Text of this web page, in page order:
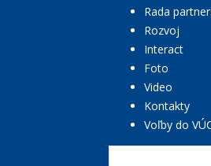
Rada
Rozvoj
Interact
Foto
Video
Kontakty
Voľby do